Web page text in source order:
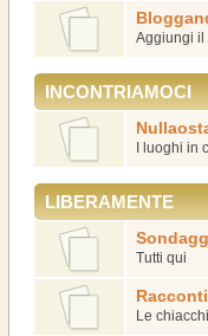
Aggiungi il
INCONTRIAMOCI
I luoghi in
LIBERAMENTE
Tutti qui
Le